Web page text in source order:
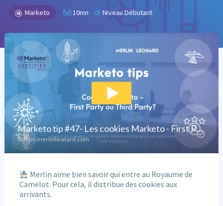
Mon compte
English
Marketo 10mn Niveau Débutant
Merlin aime bien savoir qui entre au Royaume de
Camelot. Pour cela, il distribue des cookies aux
arrivants.